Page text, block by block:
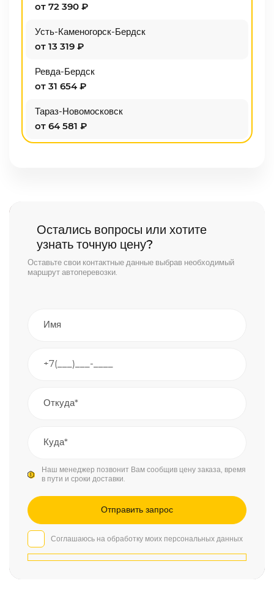
от 72 390 ₽
Усть-Каменогорск-Бердск
от 13 319 ₽
Ревда-Бердск
от 31 654 ₽
Тараз-Новомосковск
от 64 581 ₽
Остались вопросы или хотите
узнать точную цену?
Оставьте свои контактные данные выбрав необходимый
маршрут автоперевозки.
Наш менеджер позвонит Вам сообщив цену заказа, время
в пути и сроки доставки.
Соглашаюсь на обработку моих персональных данных